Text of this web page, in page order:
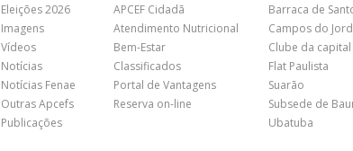
Eleições 2026
Imagens
Vídeos
Notícias
Notícias Fenae
Outras Apcefs
Publicações
APCEF Cidadã
Atendimento Nutricional
Bem-Estar
Classificados
Portal de Vantagens
Reserva on-line
Barraca de
Campos do
Clube da capital
Flat Paulista
Suarão
Subsede de
Ubatuba